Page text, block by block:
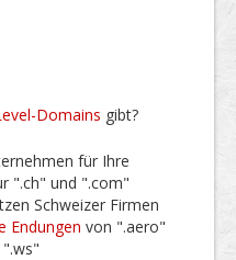
Domains gibt?
für Ihre
".ch" und ".com"
Schweizer Firmen
Endungen von ".aero"